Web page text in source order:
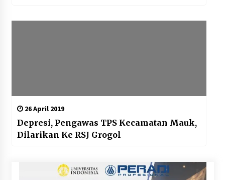
26 April 2019
Depresi, Pengawas TPS Kecamatan Mauk,
Dilarikan Ke RSJ Grogol